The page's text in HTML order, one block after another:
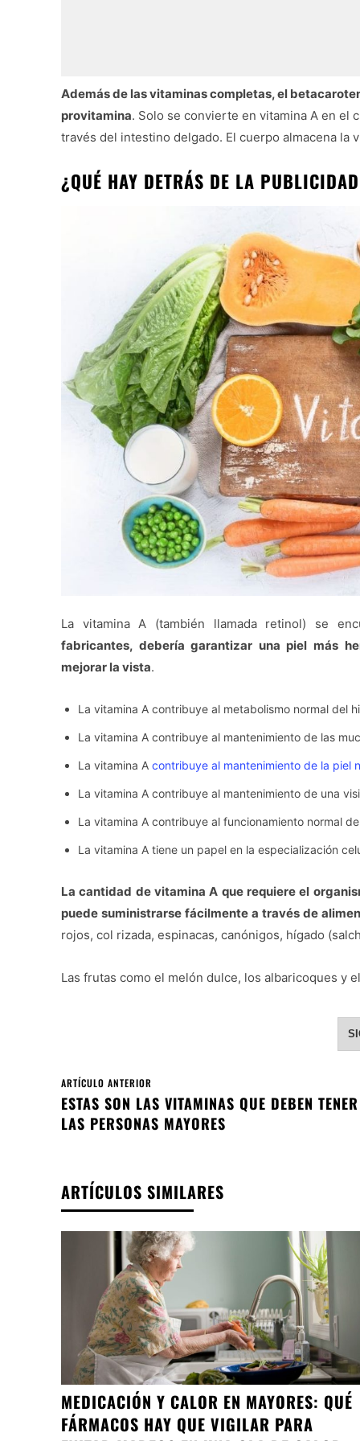
Además de las vitaminas completas, el
provitamina. Solo se convierte en vitamina A en el
través del intestino delgado. El cuerpo almacena la
¿QUÉ HAY DETRÁS DE LA
La vitamina A (también llamada retinol) se
fabricantes, debería garantizar una piel más
mejorar la vista.
La vitamina A contribuye al metabolismo normal del
La vitamina A contribuye al mantenimiento de las
La vitamina A contribuye al mantenimiento de la piel
La vitamina A contribuye al mantenimiento de una
La vitamina A contribuye al funcionamiento normal
La vitamina A tiene un papel en la especialización
La cantidad de vitamina A que requiere el
puede suministrarse fácilmente a través de
rojos, col rizada, espinacas, canónigos, hígado
Las frutas como el melón dulce, los albaricoques y
ARTÍCULO ANTERIOR
ESTAS SON LAS VITAMINAS QUE DEBEN TENER
LAS PERSONAS MAYORES
ARTÍCULOS SIMILARES
MEDICACIÓN Y CALOR EN MAYORES: QUÉ
FÁRMACOS HAY QUE VIGILAR PARA